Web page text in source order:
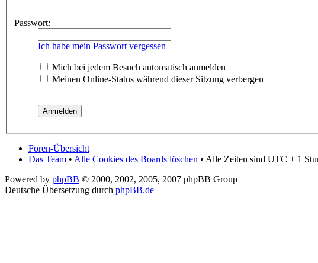
Passwort:
Ich habe mein Passwort vergessen
Mich bei jedem Besuch automatisch anmelden
Meinen Online-Status während dieser Sitzung verbergen
Foren-Übersicht
Das Team • Alle Cookies des Boards löschen • Alle Zeiten sind UTC + 1
Powered by phpBB © 2000, 2002, 2005, 2007 phpBB Group
Deutsche Übersetzung durch phpBB.de